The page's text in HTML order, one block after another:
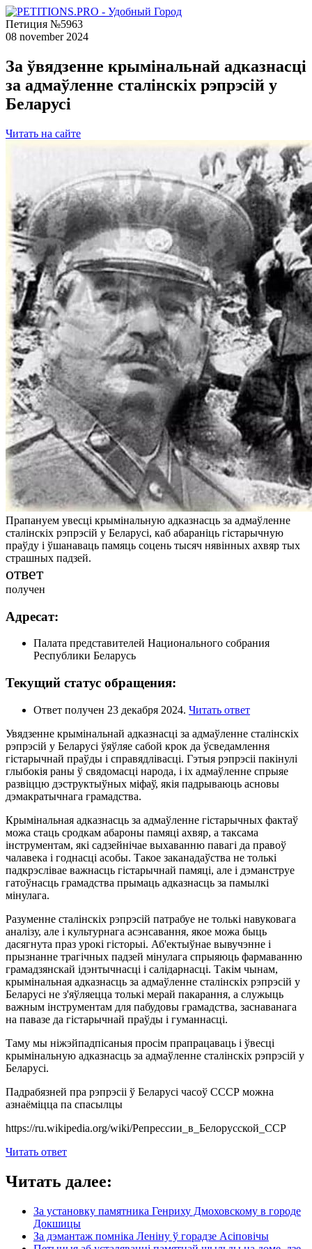
Петиция №5963
08 november 2024
За ўвядзенне крымінальнай адказнасці
за адмаўленне сталінскіх рэпрэсій у
Беларусі
Читать на сайте
Прапануем увесці крымінальную адказнасць за адмаўленне
сталінскіх рэпрэсій у Беларусі, каб абараніць гістарычную
праўду і ўшанаваць памяць соцень тысяч нявінных ахвяр тых
страшных падзей.
ответ
получен
Адресат:
Палата представителей Национального собрания
Республики Беларусь
Текущий статус обращения:
Ответ получен 23 декабря 2024. Читать ответ
Увядзенне крымінальнай адказнасці за адмаўленне сталінскіх
рэпрэсій у Беларусі ўяўляе сабой крок да ўсведамлення
гістарычнай праўды і справядлівасці. Гэтыя рэпрэсіі пакінулі
глыбокія раны ў свядомасці народа, і іх адмаўленне спрыяе
развіццю дэструктыўных міфаў, якія падрываюць асновы
дэмакратычнага грамадства.
Крымінальная адказнасць за адмаўленне гістарычных фактаў
можа стаць сродкам абароны памяці ахвяр, а таксама
інструментам, які садзейнічае выхаванню павагі да правоў
чалавека і годнасці асобы. Такое заканадаўства не толькі
падкрэслівае важнасць гістарычнай памяці, але і дэманструе
гатоўнасць грамадства прымаць адказнасць за памылкі
мінулага.
Разуменне сталінскіх рэпрэсій патрабуе не толькі навуковага
аналізу, але і культурнага асэнсавання, якое можа быць
дасягнута праз урокі гісторыі. Аб'ектыўнае вывучэнне і
прызнанне трагічных падзей мінулага спрыяюць фармаванню
грамадзянскай ідэнтычнасці і салідарнасці. Такім чынам,
крымінальная адказнасць за адмаўленне сталінскіх рэпрэсій у
Беларусі не з'яўляецца толькі мерай пакарання, а служыць
важным інструментам для пабудовы грамадства, заснаванага
на павазе да гістарычнай праўды і гуманнасці.
Таму мы ніжэйпадпісаныя просім прапрацаваць і ўвесці
крымінальную адказнасць за адмаўленне сталінскіх рэпрэсій у
Беларусі.
Падрабязней пра рэпрэсіі ў Беларусі часоў СССР можна
азнаёміцца па спасылцы
https://ru.wikipedia.org/wiki/Репрессии_в_Белорусской_ССР
Читать ответ
Читать далее:
За установку памятника Генриху Дмоховскому в городе
Докшицы
За дэмантаж помніка Леніну ў горадзе Асіповічы